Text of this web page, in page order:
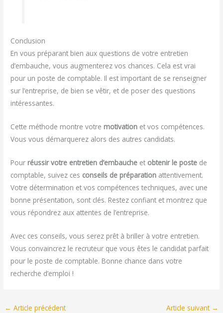
Conclusion
En vous préparant bien aux questions de votre entretien
d’embauche, vous augmenterez vos chances. Cela est vrai
pour un poste de comptable. Il est important de se renseigner
sur l’entreprise, de bien se vêtir, et de poser des questions
intéressantes.
Cette méthode montre votre motivation et vos compétences.
Vous vous démarquerez alors des autres candidats.
Pour réussir votre entretien d’embauche et obtenir le poste de
comptable, suivez ces conseils de préparation attentivement.
Votre détermination et vos compétences techniques, avec une
bonne présentation, sont clés. Restez confiant et montrez que
vous répondrez aux attentes de l’entreprise.
Avec ces conseils, vous serez prêt à briller à votre entretien.
Vous convaincrez le recruteur que vous êtes le candidat parfait
pour le poste de comptable. Bonne chance dans votre
recherche d’emploi !
← Article précédent Article suivant →